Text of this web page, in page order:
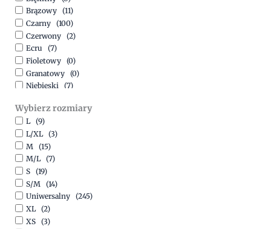
Brązowy (11)
Czarny (100)
Czerwony (2)
Ecru
(7)
Fioletowy (0)
Granatowy (0)
Niebieski (7)
Pomarańczowy
(2)
Różowy
Srebrny
Szary
Turkusowy
Zielony
Złoty
(1)
Wybierz rozmiary
L (9)
L/XL (3)
M (15)
M/L (7)
S (19)
S/M (14)
Uniwersalny (245)
XL (2)
XS (3)